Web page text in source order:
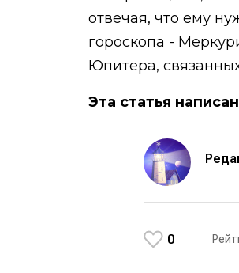
отвечая, что ему
гороскопа -
Юпитера,
Эта статья
0